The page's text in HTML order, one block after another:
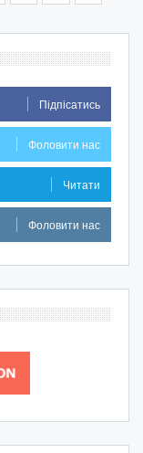
Підпісатись
Фоловити нас
Читати
Фоловити нас